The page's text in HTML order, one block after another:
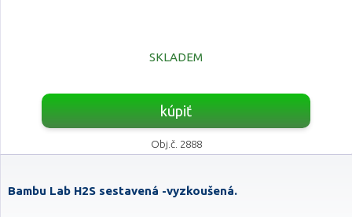
SKLADEM
kúpiť
Obj.č. 2888
Bambu Lab H2S sestavená -vyzkoušená.